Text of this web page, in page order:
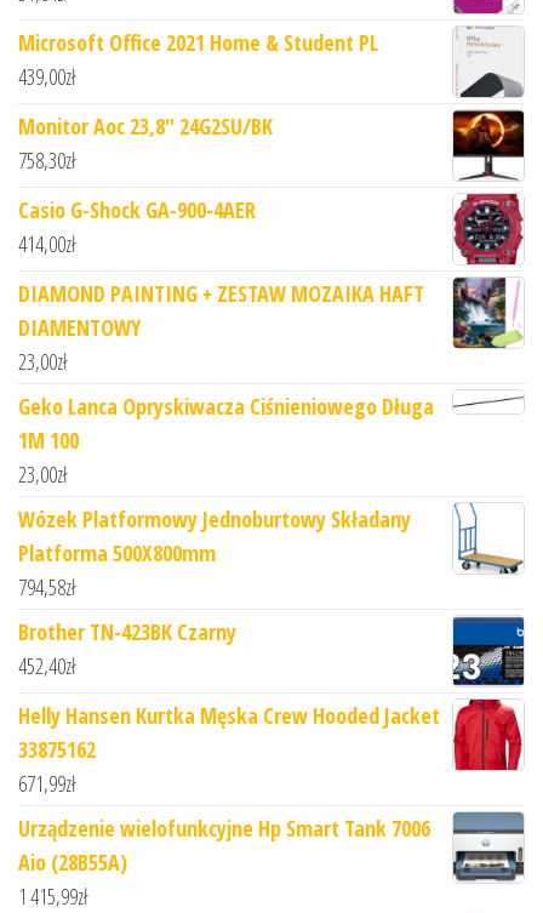
Microsoft Office 2021 Home & Student PL
439,00zł
Monitor Aoc 23,8" 24G2SU/BK
758,30zł
Casio G-Shock GA-900-4AER
414,00zł
DIAMOND PAINTING + ZESTAW MOZAIKA HAFT
DIAMENTOWY
23,00zł
Geko Lanca Opryskiwacza Ciśnieniowego Długa
1M 100
23,00zł
Wózek Platformowy Jednoburtowy Składany
Platforma 500X800mm
794,58zł
Brother TN-423BK Czarny
452,40zł
Helly Hansen Kurtka Męska Crew Hooded Jacket
33875162
671,99zł
Urządzenie wielofunkcyjne Hp Smart Tank 7006
Aio (28B55A)
1 415,99zł